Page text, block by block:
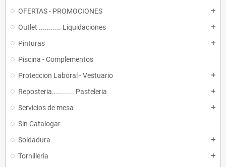
OFERTAS - PROMOCIONES add
Outlet ........... Liquidaciones add
Pinturas add
Piscina - Complementos
Proteccion Laboral - Vestuario
add
Reposteria........... Pasteleria add
Servicios de mesa add
Sin Catalogar
Soldadura
add
Tornilleria add